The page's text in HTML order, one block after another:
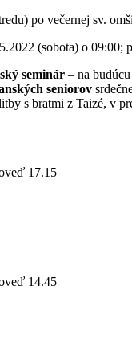
po večernej sv. omši
(sobota) o 09:00;
seminár – na
seniorov
s bratmi z Taizé, v
17.15
14.45